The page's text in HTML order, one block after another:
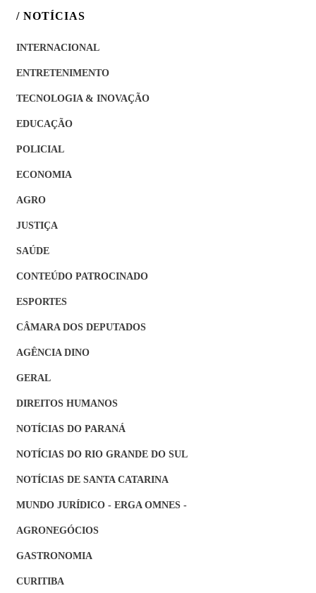
/ NOTÍCIAS
INTERNACIONAL
ENTRETENIMENTO
TECNOLOGIA & INOVAÇÃO
EDUCAÇÃO
POLICIAL
ECONOMIA
AGRO
JUSTIÇA
SAÚDE
CONTEÚDO PATROCINADO
ESPORTES
CÂMARA DOS DEPUTADOS
AGÊNCIA DINO
GERAL
DIREITOS HUMANOS
NOTÍCIAS DO PARANÁ
NOTÍCIAS DO RIO GRANDE DO SUL
NOTÍCIAS DE SANTA CATARINA
MUNDO JURÍDICO - ERGA OMNES -
AGRONEGÓCIOS
GASTRONOMIA
CURITIBA